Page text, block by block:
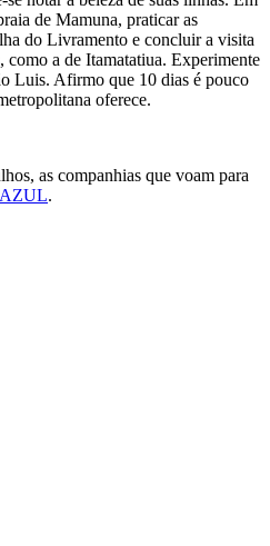
de Mamuna, praticar as
do Livramento e concluir a visita
como a de Itamatatiua. Experimente
Luis. Afirmo que 10 dias é pouco
oferece.
as companhias que voam para
AZUL.